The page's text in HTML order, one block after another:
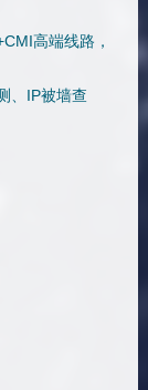
高端线路，
、IP被墙查